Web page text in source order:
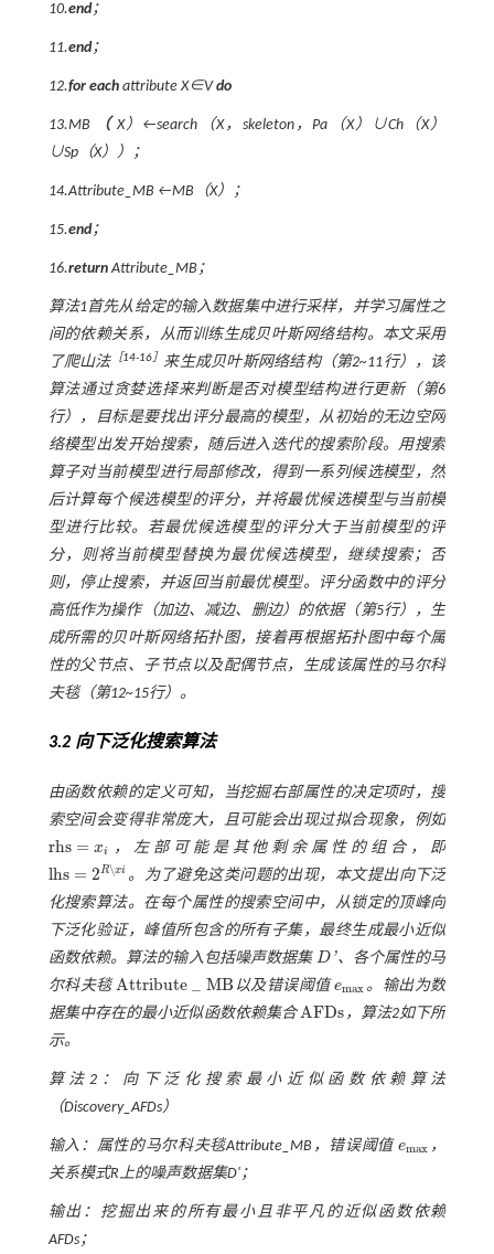
10.end；
11.end；
12.for each attributeX∈V do
13.MB （ X）←search（X， skeleton，Pa （X）∪Ch（X）
∪Sp（X））；
14.Attribute_ MB ←MB （X）；
15.end；
16.returnAttribute_MB；
算法1首先从给定的输入数据集中进行采样，并学习属性之
间的依赖关系，从而训练生成贝叶斯网络结构。本文采用
了爬山法［14-16］ 来生成贝叶斯网络结构（第2~11行），该
算法通过贪婪选择来判断是否对模型结构进行更新（第6
行），目标是要找出评分最高的模型，从初始的无边空网
络模型出发开始搜索，随后进入迭代的搜索阶段。用搜索
算子对当前模型进行局部修改，得到一系列候选模型，然
后计算每个候选模型的评分，并将最优候选模型与当前模
型进行比较。若最优候选模型的评分大于当前模型的评
分，则将当前模型替换为最优候选模型，继续搜索；否
则，停止搜索，并返回当前最优模型。评分函数中的评分
高低作为操作（加边、减边、删边）的依据（第5行），生
成所需的贝叶斯网络拓扑图，接着再根据拓扑图中每个属
性的父节点、子节点以及配偶节点，生成该属性的马尔科
夫毯（第12~15行）。
3.2 向下泛化搜索算法
由函数依赖的定义可知，当挖掘右部属性的决定项时，搜
索空间会变得非常庞大，且可能会出现过拟合现象，例如
rhs = xi
rhs= xi ，左部可能是其他剩余属性的组合，即
lhs = 2R\xi
lhs= 2R \xi
。为了避免这类问题的出现，本文提出向下泛
化搜索算法。在每个属性的搜索空间中，从锁定的顶峰向
下泛化验证，峰值所包含的所有子集，最终生成最小近似
函数依赖。算法的输入包括噪声数据集 D'
D' 、各个属性的马
尔科夫毯 Attribute MB
Atribute_MB 以及错误阈值 emax
emax。输出为数
据集中存在的最小近似函数依赖集合 AFDs
AFDs
，算法2如下所
示。
算法2：向下泛化搜索最小近似函数依赖算法
（Discovery_AFDs）
输入：属性的马尔科夫毯Attribute_MB，错误阈值 emax
emax ，
关系模式R上的噪声数据集D'；
输出：挖掘出来的所有最小且非平凡的近似函数依赖
AFDs；